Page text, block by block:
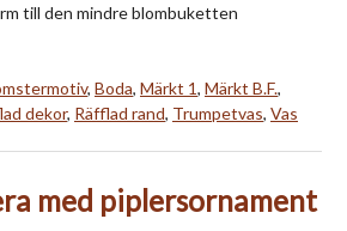
till den mindre blombuketten
, Boda, Märkt 1, Märkt B.F.,
dekor, Räfflad rand, Trumpetvas, Vas
med piplersornament